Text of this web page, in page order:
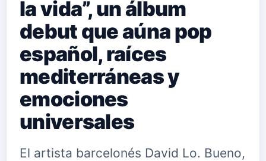
la vida”, un álbum
debut que aúna pop
español, raíces
mediterráneas y
emociones
universales
El artista barcelonés David Lo. Bueno,